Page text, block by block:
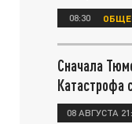
08:30
Сначала
Катастрофа
08 АВГУСТА